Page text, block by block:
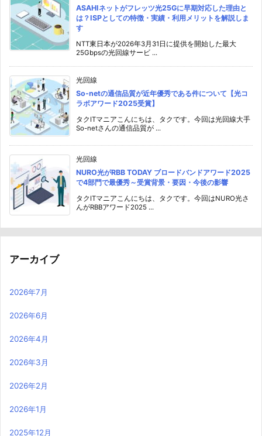
ASAHIネットがフレッツ光25Gに早期対応した理由と
は？ISPとしての特徴・実績・利用メリットを解説しま
す
NTT東日本が2026年3月31日に提供を開始した最大
25Gbpsの光回線サービ ...
光回線
So-netの通信品質が近年優秀である件について【光コ
ラボアワード2025受賞】
タクITマニアこんにちは、タクです。今回は光回線大手
So-netさんの通信品質が ...
光回線
NURO光がRBB TODAY ブロードバンドアワード2025
で4部門で最優秀～受賞背景・要因・今後の影響
タクITマニアこんにちは、タクです。今回はNURO光さ
んがRBBアワード2025 ...
アーカイブ
2026年7月
2026年6月
2026年4月
2026年3月
2026年2月
2026年1月
2025年12月